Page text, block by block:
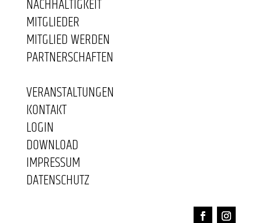
NACHHALTIGKEIT
MITGLIEDER
MITGLIED WERDEN
PARTNERSCHAFTEN
VERANSTALTUNGEN
KONTAKT
LOGIN
DOWNLOAD
IMPRESSUM
DATENSCHUTZ